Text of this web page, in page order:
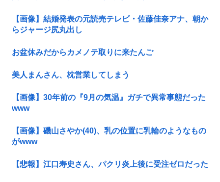
【画像】結婚発表の元読売テレビ・佐藤佳奈アナ、朝か
らジャージ尻丸出し
お盆休みだからカメノテ取りに来たんご
美人まんさん、枕営業してしまう
【画像】30年前の『9月の気温』ガチで異常事態だった
www
【画像】磯山さやか(40)、乳の位置に乳輪のようなもの
がwww
【悲報】江口寿史さん、パクリ炎上後に受注ゼロだった